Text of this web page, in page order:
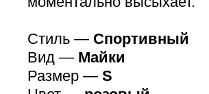
Стиль — Спортивный
Вид — Майки
Размер — S